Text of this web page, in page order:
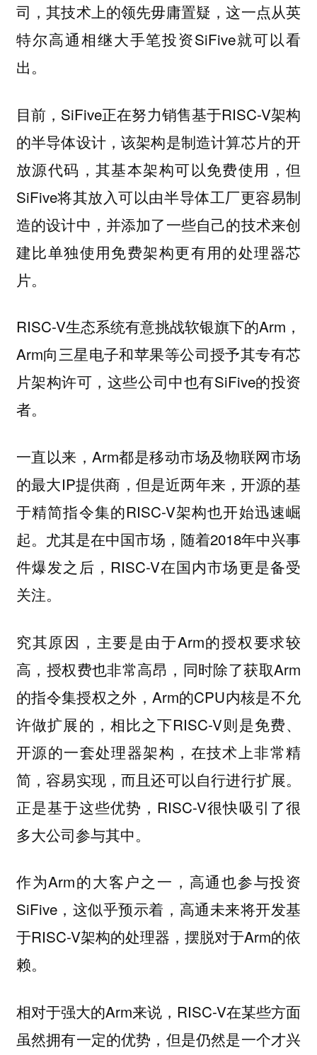
司，其技术上的领先毋庸置疑，这一点从英
特尔高通相继大手笔投资SiFive就可以看
出。
目前，SiFive正在努力销售基于RISC-V架构
的半导体设计，该架构是制造计算芯片的开
放源代码，其基本架构可以免费使用，但
SiFive将其放入可以由半导体工厂更容易制
造的设计中，并添加了一些自己的技术来创
建比单独使用免费架构更有用的处理器芯
片。
RISC-V生态系统有意挑战软银旗下的Arm，
Arm向三星电子和苹果等公司授予其专有芯
片架构许可，这些公司中也有SiFive的投资
者。
一直以来，Arm都是移动市场及物联网市场
的最大IP提供商，但是近两年来，开源的基
于精简指令集的RISC-V架构也开始迅速崛
起。尤其是在中国市场，随着2018年中兴事
件爆发之后，RISC-V在国内市场更是备受
关注。
究其原因，主要是由于Arm的授权要求较
高，授权费也非常高昂，同时除了获取Arm
的指令集授权之外，Arm的CPU内核是不允
许做扩展的，相比之下RISC-V则是免费、
开源的一套处理器架构，在技术上非常精
简，容易实现，而且还可以自行进行扩展。
正是基于这些优势，RISC-V很快吸引了很
多大公司参与其中。
作为Arm的大客户之一，高通也参与投资
SiFive，这似乎预示着，高通未来将开发基
于RISC-V架构的处理器，摆脱对于Arm的依
赖。
相对于强大的Arm来说，RISC-V在某些方面
虽然拥有一定的优势，但是仍然是一个才兴